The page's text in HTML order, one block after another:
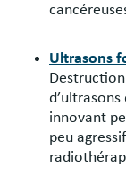
Ultrasons
innovant
peu